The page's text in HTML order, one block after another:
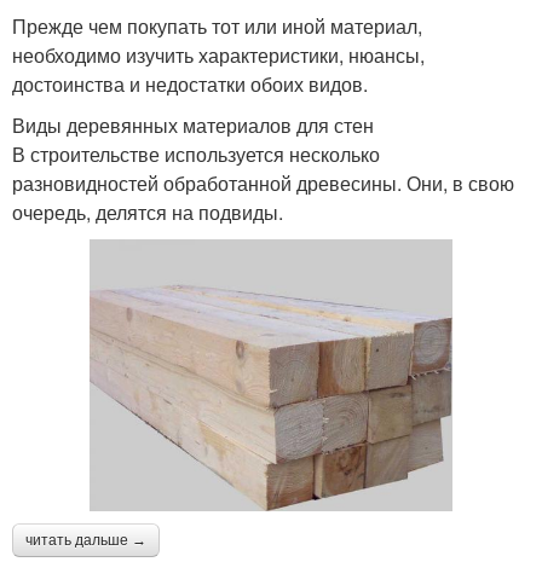
Прежде чем покупать тот или иной материал,
необходимо изучить характеристики, нюансы,
достоинства и недостатки обоих видов.
Виды деревянных материалов для стен
В строительстве используется несколько
разновидностей обработанной древесины. Они, в свою
очередь, делятся на подвиды.
читать дальше →